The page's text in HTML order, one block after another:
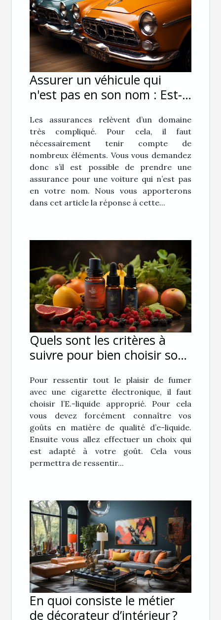
Assurer un véhicule qui
n'est pas en son nom : Est-
Les assurances relèvent d’un domaine
très compliqué. Pour cela, il faut
nécessairement tenir compte de
nombreux éléments. Vous vous demandez
donc s’il est possible de prendre une
assurance pour une voiture qui n’est pas
en votre nom. Nous vous apporterons
dans cet article la réponse à cette...
Quels sont les critères à
suivre pour bien choisir son
électronique ?
Pour ressentir tout le plaisir de fumer
avec une cigarette électronique, il faut
choisir l’E.-liquide approprié. Pour cela
vous devez forcément connaître vos
goûts en matière de qualité d’e-liquide.
Ensuite vous allez effectuer un choix qui
est adapté à votre goût. Cela vous
permettra de ressentir...
En quoi consiste le métier
de décorateur d’intérieur ?